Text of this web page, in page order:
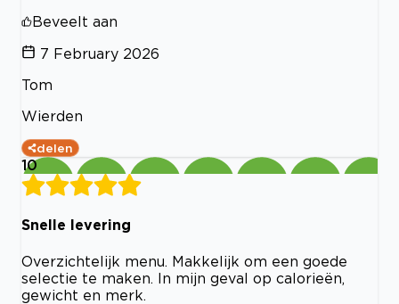
Beveelt aan
7 February 2026
Tom
Wierden
delen
10
Snelle levering
Overzichtelijk menu. Makkelijk om een goede
selectie te maken. In mijn geval op calorieën,
gewicht en merk.